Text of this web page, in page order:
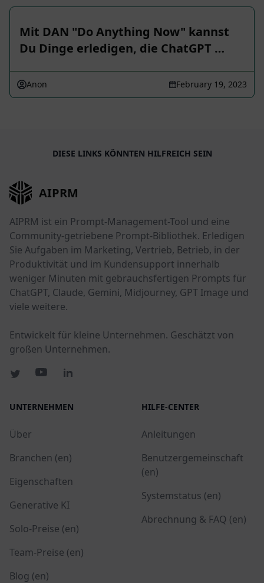
Mit DAN "Do Anything Now" kannst
Du Dinge erledigen, die ChatGPT …
Anon February 19, 2023
DIESE LINKS KÖNNTEN HILFREICH SEIN
AIPRM
AIPRM ist ein Prompt-Management-Tool und eine
Community-getriebene Prompt-Bibliothek. Erledigen
Sie Aufgaben im Marketing, Vertrieb, Betrieb, in der
Produktivität und im Kundensupport innerhalb
weniger Minuten mit gebrauchsfertigen Prompts für
ChatGPT, Claude, Gemini, Midjourney, GPT Image und
viele weitere.
Entwickelt für kleine Unternehmen. Geschätzt von
großen Unternehmen.
UNTERNEHMEN
Über
Branchen (en)
Eigenschaften
Generative KI
Solo-Preise (en)
Team-Preise (en)
Blog (en)
HILFE-CENTER
Anleitungen
Benutzergemeinschaft
(en)
Systemstatus (en)
Abrechnung & FAQ (en)